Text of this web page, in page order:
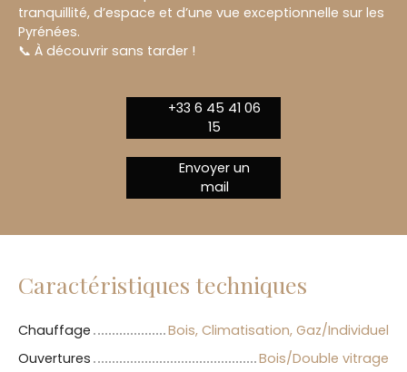
tranquillité, d’espace et d’une vue exceptionnelle sur les
Pyrénées.
📞 À découvrir sans tarder !
+33 6 45 41 06
15
Envoyer un
mail
Caractéristiques techniques
Chauffage
Bois, Climatisation, Gaz/Individuel
Ouvertures
Bois/Double vitrage